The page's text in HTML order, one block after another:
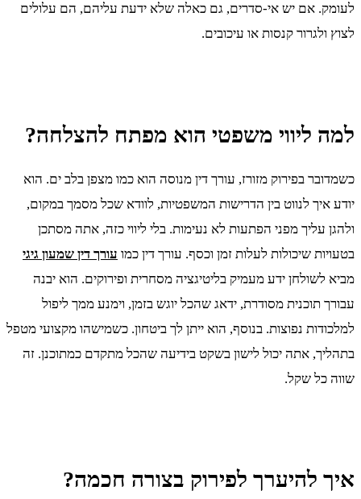
לעומק. אם יש אי-סדרים, גם כאלה שלא ידעת עליהם, הם עלולים
לצוץ ולגרור קנסות או עיכובים.
למה ליווי משפטי הוא מפתח להצלחה?
כשמדובר בפירוק מזורז, עורך דין מנוסה הוא כמו מצפן בלב ים. הוא
יודע איך לנווט בין הדרישות המשפטיות, לוודא שכל מסמך במקום,
ולהגן עליך מפני הפתעות לא נעימות. בלי ליווי כזה, אתה מסתכן
בטעויות שיכולות לעלות זמן וכסף. עורך דין כמו עורך דין שמעון גיגי
מביא לשולחן ידע מעמיק בליטיגציה מסחרית ופירוקים. הוא יבנה
עבורך תוכנית מסודרת, ידאג שהכל יוגש בזמן, וימנע ממך ליפול
למלכודות נפוצות. בנוסף, הוא ייתן לך ביטחון. כשמישהו מקצועי מטפל
בתהליך, אתה יכול לישון בשקט בידיעה שהכל מתקדם כמתוכנן. זה
שווה כל שקל.
איך להיערך לפירוק בצורה חכמה?